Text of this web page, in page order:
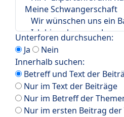
Unterforen durchsuchen:
Ja
Nein
Innerhalb suchen:
Betreff und Text der
Nur im Text der Beiträge
Nur im Betreff der
Nur im ersten Beitrag der